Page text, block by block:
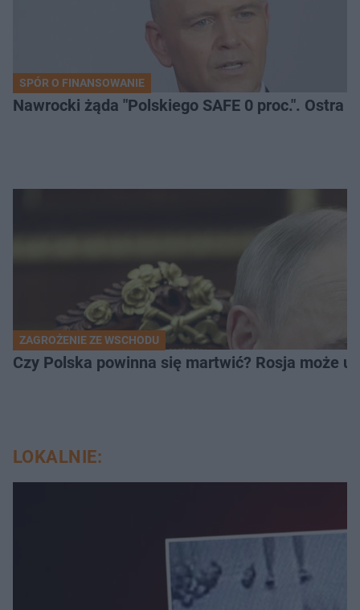
SPÓR O FINANSOWANIE
Nawrocki żąda "Polskiego SAFE 0 proc.". Ostra
ZAGROŻENIE ZE WSCHODU
Czy Polska powinna się martwić? Rosja może
LOKALNIE: